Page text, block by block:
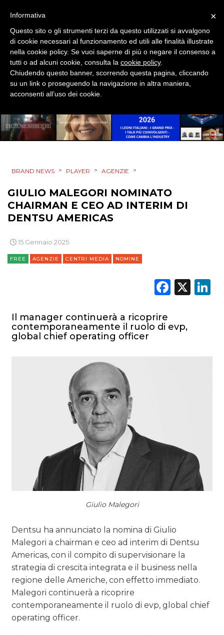
EDITORIA
ESTERNA
RADIO / AUDIO
RICERCHE
PREVISIONI/SCENARI
TREND
BRAND NEWS > PLAYER > AGENZIE >
GIULIO MALEGORI NOMINATO
CHAIRMAN E CEO AD INTERIM DI
DENTSU AMERICAS
15 Gennaio 2025
FREE AGENZIE CENTRI MEDIA NOMINE
X
Il manager continuerà a ricoprire
contemporaneamente il ruolo di evp,
global chief operating officer
Giulio Malegori
Dentsu ha annunciato la nomina di Giulio
Malegori a chairman e ceo ad interim di Dentsu
Americas, con il compito di supervisionare la
strategia di crescita integrata e il business nella
regione delle Americhe, con effetto immediato.
Malegori continuerà a ricoprire
contemporaneamente il ruolo di evp, global chief
operating officer.
×
Informativa
Questo sito o gli strumenti terzi da questo utilizzati si avvalgono
di cookie necessari al funzionamento ed utili alle finalità illustrate
nella cookie policy. Se vuoi saperne di più o negare il consenso a
tutti o ad alcuni cookie, consulta la cookie policy.
Chiudendo questo banner, scorrendo questa pagina, cliccando
su un link o proseguendo la navigazione in altra maniera,
acconsenti all’uso dei cookie.